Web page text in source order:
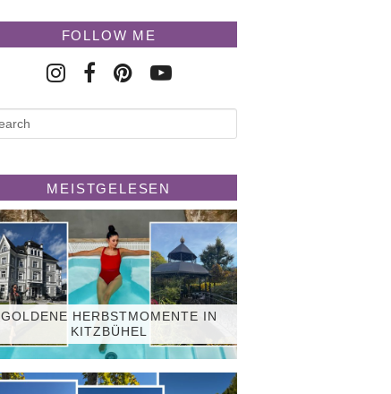
FOLLOW ME
MEISTGELESEN
GOLDENE HERBSTMOMENTE IN
KITZBÜHEL